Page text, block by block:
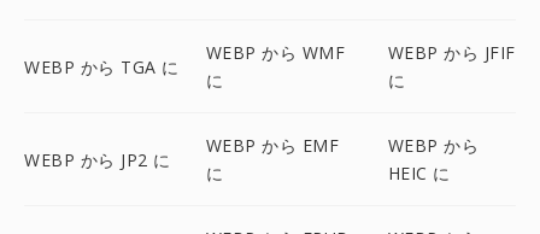
WEBP から TGA に
WEBP から WMF
に
WEBP から JFIF
に
WEBP から JP2 に
WEBP から EMF
に
WEBP から
HEIC に